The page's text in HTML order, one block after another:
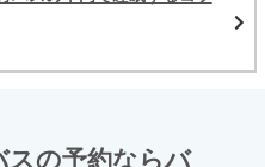
スの予約ならバ